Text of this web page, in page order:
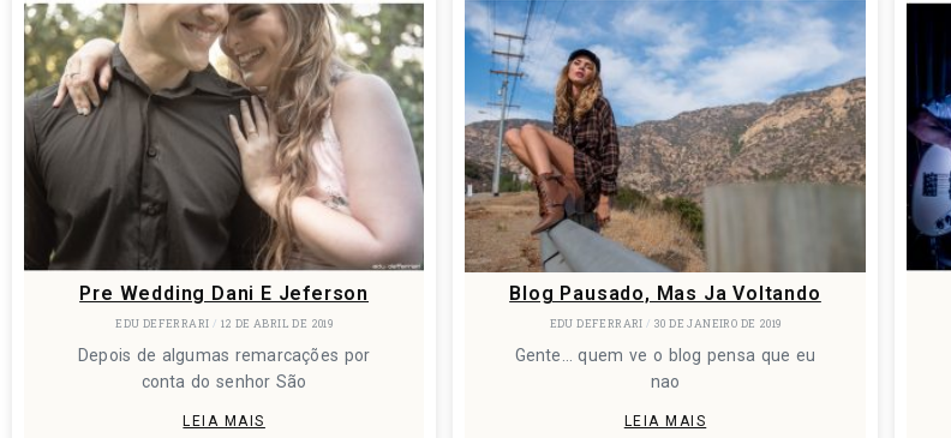
Pre Wedding Dani E Jeferson
EDU DEFERRARI 12 DE ABRIL DE 2019
Depois de algumas remarcações por
conta do senhor São
LEIA MAIS
Blog Pausado, Mas Ja Voltando
EDU DEFERRARI 30 DE JANEIRO DE 2019
Gente… quem ve o blog pensa que eu
nao
LEIA MAIS